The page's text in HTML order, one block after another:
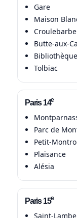
Gare
Maison
Croulebarbe
Butte-aux-
Bibliothèque
Tolbiac
Paris 14e
Parc de
Petit-
Plaisance
Alésia
Paris 15e
Saint-